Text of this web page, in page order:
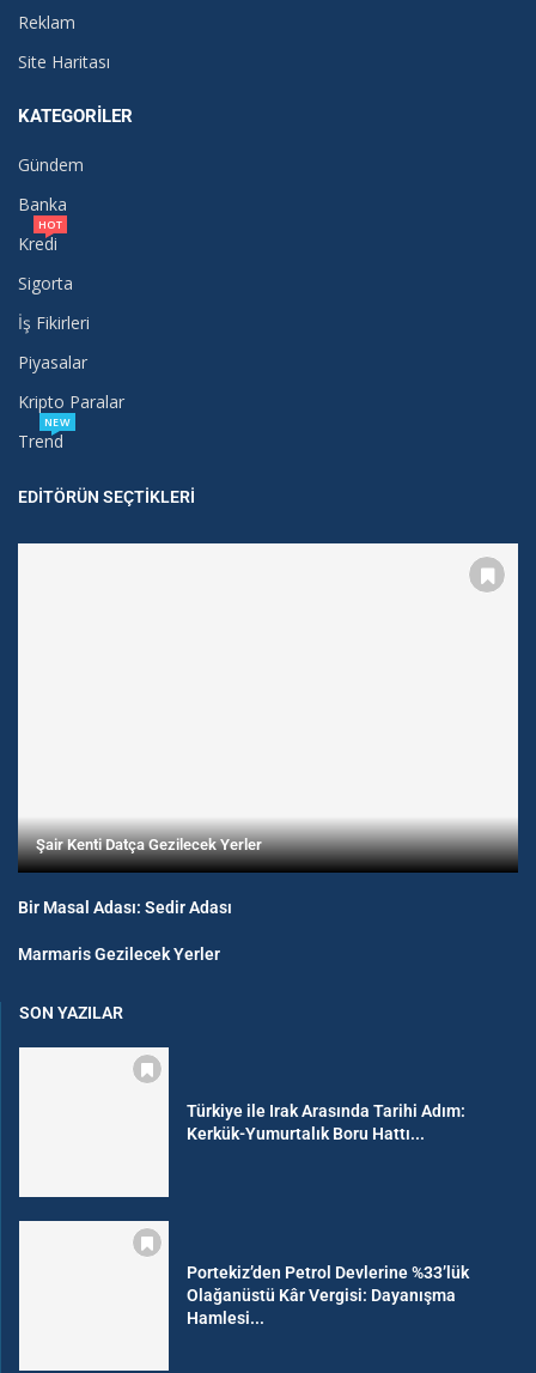
Reklam
Site Haritası
KATEGORILER
Gündem
Banka
Kredi
HOT
Sigorta
İş Fikirleri
Piyasalar
Kripto Paralar
Trend
NEW
EDITÖRÜN SEÇTIKLERI
Şair Kenti Datça Gezilecek Yerler
Bir Masal Adası: Sedir Adası
Marmaris Gezilecek Yerler
SON YAZILAR
Türkiye ile Irak Arasında Tarihi Adım:
Kerkük-Yumurtalık Boru Hattı...
Portekiz’den Petrol Devlerine %33’lük
Olağanüstü Kâr Vergisi: Dayanışma
Hamlesi...